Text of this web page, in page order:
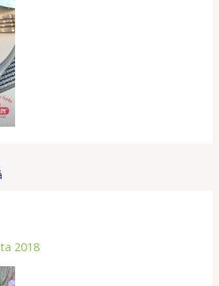
2018